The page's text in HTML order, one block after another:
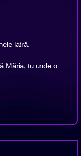
latră.
Măria, tu unde o